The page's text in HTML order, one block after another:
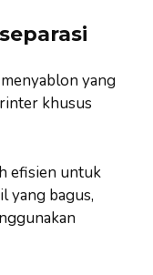
yang
khusus
efisien untuk
yang bagus,